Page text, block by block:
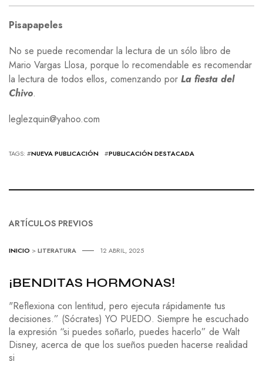
Pisapapeles
No se puede recomendar la lectura de un sólo libro de
Mario Vargas Llosa, porque lo recomendable es recomendar
la lectura de todos ellos, comenzando por La fiesta del
Chivo.
leglezquin@yahoo.com
TAGS: #NUEVA PUBLICACIÓN #PUBLICACIÓN DESTACADA
ARTÍCULOS PREVIOS
INICIO >LITERATURA 12 ABRIL, 2025
¡BENDITAS HORMONAS!
"Reflexiona con lentitud, pero ejecuta rápidamente tus
decisiones.” (Sócrates) YO PUEDO. Siempre he escuchado
la expresión “si puedes soñarlo, puedes hacerlo” de Walt
Disney, acerca de que los sueños pueden hacerse realidad
si